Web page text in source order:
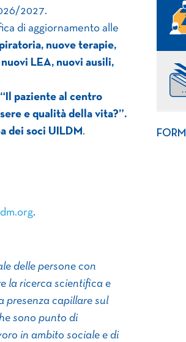
2027.
di aggiornamento alle
nuove terapie,
LEA, nuovi ausili,
“Il paziente al centro
e qualità della vita?”.
dei soci UILDM .
.
delle persone con
la ricerca scientifica e
presenza capillare sul
sono punto di
in ambito sociale e di